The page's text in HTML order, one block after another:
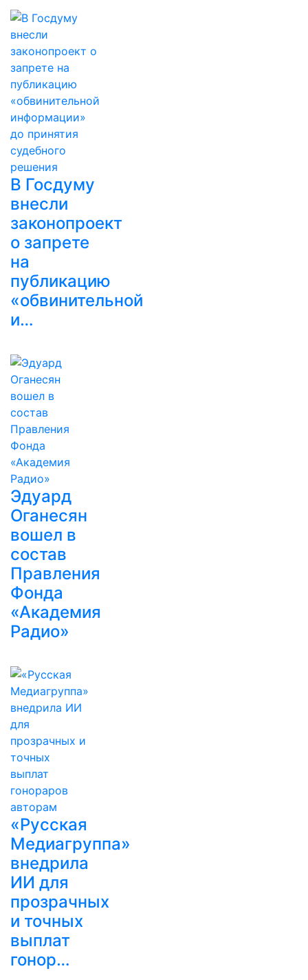
В Госдуму
внесли
законопроект
о запрете
на
публикацию
«обвинительной
и…
Эдуард
Оганесян
вошел в
состав
Правления
Фонда
«Академия
Радио»
«Русская
Медиагруппа»
внедрила
ИИ для
прозрачных
и точных
выплат
гонор…